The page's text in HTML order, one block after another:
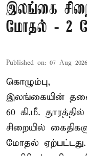
இலங்கை
மோதல் - 2
Published on: 07 Aug
கொழும்பு,
இலங்கையின்
60 கி.மீ.
சிறையில்
மோதல்